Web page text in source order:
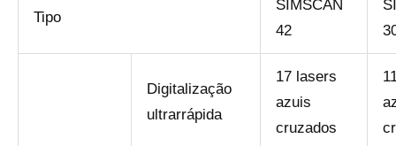
Tipo
SIMSCAN
42
Digitalização
ultrarrápida
17 lasers
azuis
cruzados